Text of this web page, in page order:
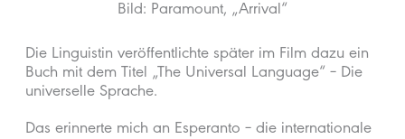
Bild: Paramount, „Arrival“
Die Linguistin veröffentlichte später im Film dazu ein
Buch mit dem Titel „The Universal Language“ – Die
universelle Sprache.
Das erinnerte mich an Esperanto – die internationale